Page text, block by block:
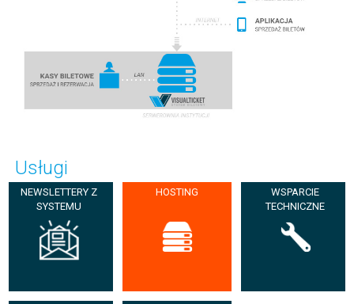
Usługi
NEWSLETTERY Z
SYSTEMU
HOSTING
WSPARCIE
TECHNICZNE